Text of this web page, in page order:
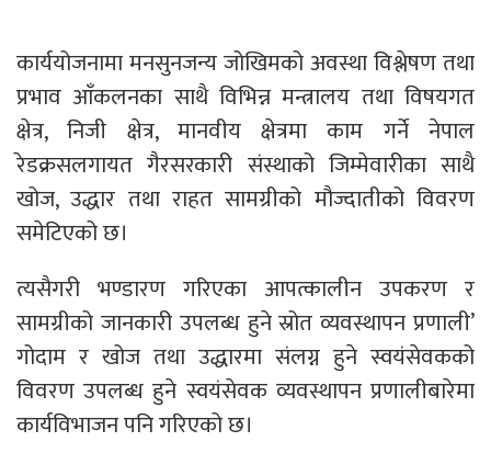
कार्ययोजनामा मनसुनजन्य जोखिमको अवस्था विश्लेषण तथा
प्रभाव आँकलनका साथै विभिन्न मन्त्रालय तथा विषयगत
क्षेत्र, निजी क्षेत्र, मानवीय क्षेत्रमा काम गर्ने नेपाल
रेडक्रसलगायत गैरसरकारी संस्थाको जिम्मेवारीका साथै
खोज, उद्धार तथा राहत सामग्रीको मौज्दातीको विवरण
समेटिएको छ।
त्यसैगरी भण्डारण गरिएका आपत्कालीन उपकरण र
सामग्रीको जानकारी उपलब्ध हुने स्रोत व्यवस्थापन प्रणाली’
गोदाम र खोज तथा उद्धारमा संलग्न हुने स्वयंसेवकको
विवरण उपलब्ध हुने स्वयंसेवक व्यवस्थापन प्रणालीबारेमा
कार्यविभाजन पनि गरिएको छ।